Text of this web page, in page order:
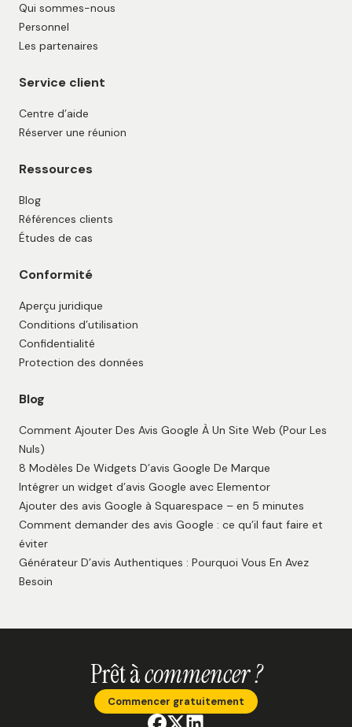
Qui sommes-nous
Personnel
Les partenaires
Service client
Centre d’aide
Réserver une réunion
Ressources
Blog
Références clients
Études de cas
Conformité
Aperçu juridique
Conditions d’utilisation
Confidentialité
Protection des données
Blog
Comment Ajouter Des Avis Google À Un Site Web (Pour Les
Nuls)
8 Modèles De Widgets D’avis Google De Marque
Intégrer un widget d’avis Google avec Elementor
Ajouter des avis Google à Squarespace – en 5 minutes
Comment demander des avis Google : ce qu’il faut faire et
éviter
Générateur D’avis Authentiques : Pourquoi Vous En Avez
Besoin
Prêt àcommencer ?
Commencer gratuitement